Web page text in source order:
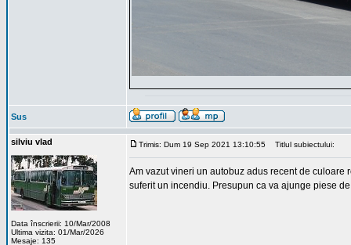
Sus
silviu vlad
Data înscrierii: 10/Mar/2008
Ultima vizita: 01/Mar/2026
Mesaje: 135
Trimis: Dum 19 Sep 2021 13:10:55 Titlul subiectului:
Am vazut vineri un autobuz adus recent de culoare
suferit un incendiu. Presupun ca va ajunge piese